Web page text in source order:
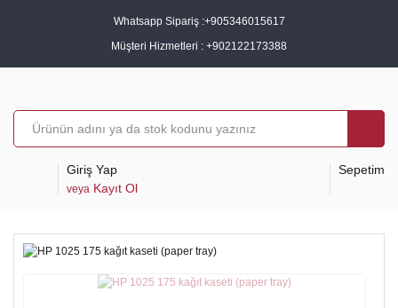
Whatsapp Sipariş :+905346015617
Müşteri Hizmetleri : +902122173388
Giriş Yap
veya Kayıt Ol
Sepetim